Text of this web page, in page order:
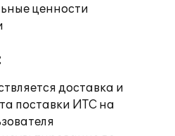
ценности
доставка и
поставки ИТС на